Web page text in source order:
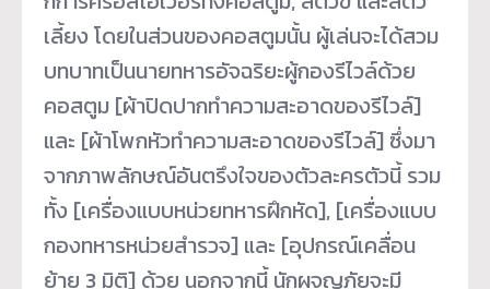
เลี้ยง โดยในส่วนของคอสตูมนั้น ผู้เล่นจะได้สวม
บทบาทเป็นนายทหารอัจฉริยะผู้กองรีไวล์ด้วย
คอสตูม [ผ้าปิดปากทำความสะอาดของรีไวล์]
และ [ผ้าโพกหัวทำความสะอาดของรีไวล์] ซึ่งมา
จากภาพลักษณ์อันตรึงใจของตัวละครตัวนี้ รวม
ทั้ง [เครื่องแบบหน่วยทหารฝึกหัด], [เครื่องแบบ
กองทหารหน่วยสำรวจ] และ [อุปกรณ์เคลื่อน
ย้าย 3 มิติ] ด้วย นอกจากนี้ นักผจญภัยจะมี